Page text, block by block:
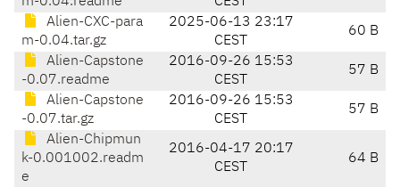
Alien-CXC-para
m-0.04.tar.gz
2025-06-13 23:17
CEST
60 B
Alien-Capstone
-0.07.readme
2016-09-26 15:53
CEST
57 B
Alien-Capstone
-0.07.tar.gz
2016-09-26 15:53
CEST
57 B
Alien-Chipmun
k-0.001002.readm
e
2016-04-17 20:17
CEST
64 B